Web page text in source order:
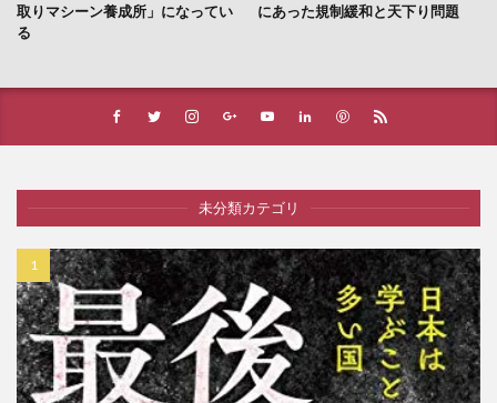
取りマシーン養成所」になってい
る
にあった規制緩和と天下り問題
未分類カテゴリ